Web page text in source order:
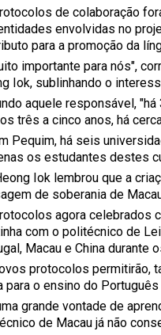
de colaboração
envolvidas no
para a promoção da
importante para nós",
Iok, sublinhando o
aquele responsável,
três a cinco anos, há
Pequim, há seis
os estudantes destes
Iok lembrou que a
de soberania de
agora celebrados
com o politécnico de
Macau e China durante
protocolos permitirão,
para o ensino do
grande vontade de
de Macau já não